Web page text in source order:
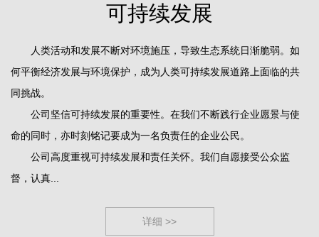
可持续发展
人类活动和发展不断对环境施压，导致生态系统日渐脆弱。如
何平衡经济发展与环境保护，成为人类可持续发展道路上面临的共
同挑战。
公司坚信可持续发展的重要性。在我们不断践行企业愿景与使
命的同时，亦时刻铭记要成为一名负责任的企业公民。
公司高度重视可持续发展和责任关怀。我们自愿接受公众监
督，认真...
详细 >>